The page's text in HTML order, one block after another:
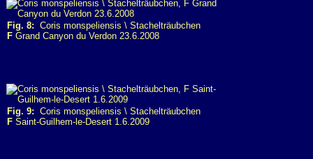
Fig. 8: Coris monspeliensis \ Stachelträubchen
F Grand Canyon du Verdon 23.6.2008
Fig. 9: Coris monspeliensis \ Stachelträubchen
F Saint-Guilhem-le-Desert 1.6.2009